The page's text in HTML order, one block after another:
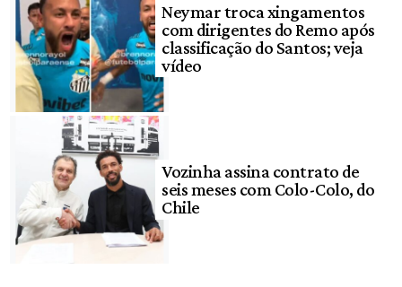
Neymar troca xingamentos
com dirigentes do Remo após
classificação do Santos; veja
vídeo
Vozinha assina contrato de
seis meses com Colo-Colo, do
Chile